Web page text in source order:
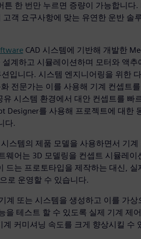
한 번만 누르면 증량이 가능합니다.
객 요구사항에 맞는 유연한 운반 솔
CAD 시스템에 기반해 개발한
계하고 시뮬레이션하며 모터와 액
입니다. 시스템 엔지니어링을 위한
전문가는 이를 사용해 기계 컨셉트
시스템 환경에서 대안 컨셉트를 빠
Designer를 사용해 프로젝트에 대한
다.
스템의 제품 모델을 사용하면서 기
웨어는 3D 모델링을 컨셉트 시뮬레이
드는 프로토타입을 제작하는 대신, 실
로 운영할 수 있습니다.
계 또는 시스템을 생성하고 이를 가상
을 테스트 할 수 있도록 실제 기계 제
커미셔닝 속도를 크게 향상시킬 수